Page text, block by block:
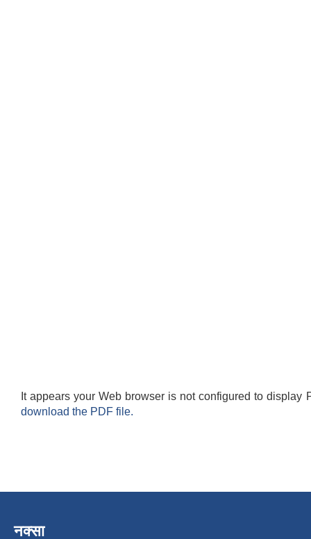
It appears your Web browser is not configured to display
download the PDF file.
नक्सा